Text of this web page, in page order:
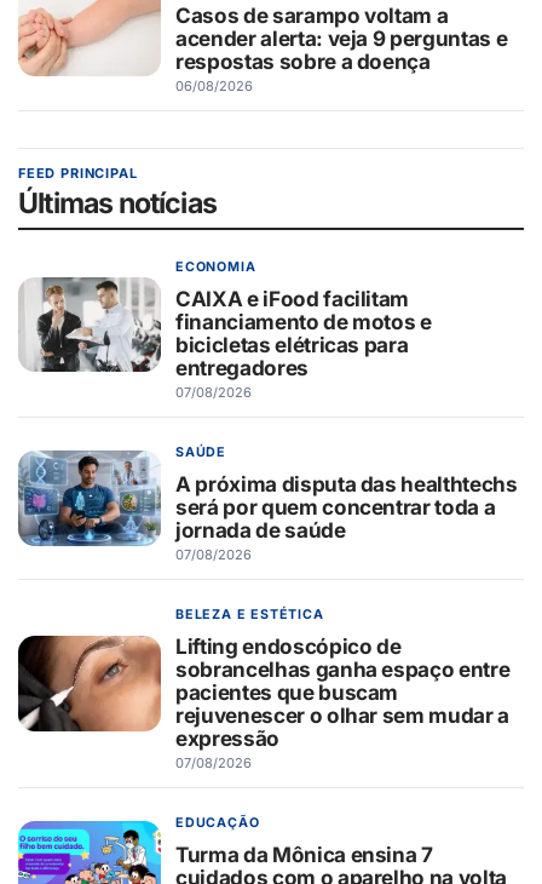
Casos de sarampo voltam a
acender alerta: veja 9 perguntas e
respostas sobre a doença
06/08/2026
FEED PRINCIPAL
Últimas notícias
ECONOMIA
CAIXA e iFood facilitam
financiamento de motos e
bicicletas elétricas para
entregadores
07/08/2026
SAÚDE
A próxima disputa das healthtechs
será por quem concentrar toda a
jornada de saúde
07/08/2026
BELEZA E ESTÉTICA
Lifting endoscópico de
sobrancelhas ganha espaço entre
pacientes que buscam
rejuvenescer o olhar sem mudar a
expressão
07/08/2026
EDUCAÇÃO
Turma da Mônica ensina 7
cuidados com o aparelho na volta